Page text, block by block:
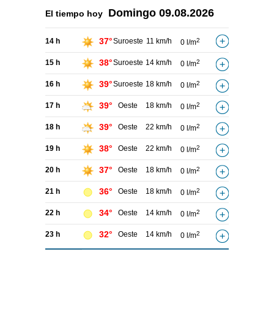
El tiempo hoy Domingo 09.08.2026
14 h 37°Suroeste 11 km/h 0 l/m2
15 h 38°Suroeste 14 km/h 0 l/m2
16 h 39°Suroeste 18 km/h 0 l/m2
17 h 39° Oeste 18 km/h 0 l/m2
18 h 39° Oeste 22 km/h 0 l/m2
19 h 38° Oeste 22 km/h 0 l/m2
20 h 37° Oeste 18 km/h 0 l/m2
21 h 36° Oeste 18 km/h 0 l/m2
22 h 34° Oeste 14 km/h 0 l/m2
23 h 32° Oeste 14 km/h 0 l/m2